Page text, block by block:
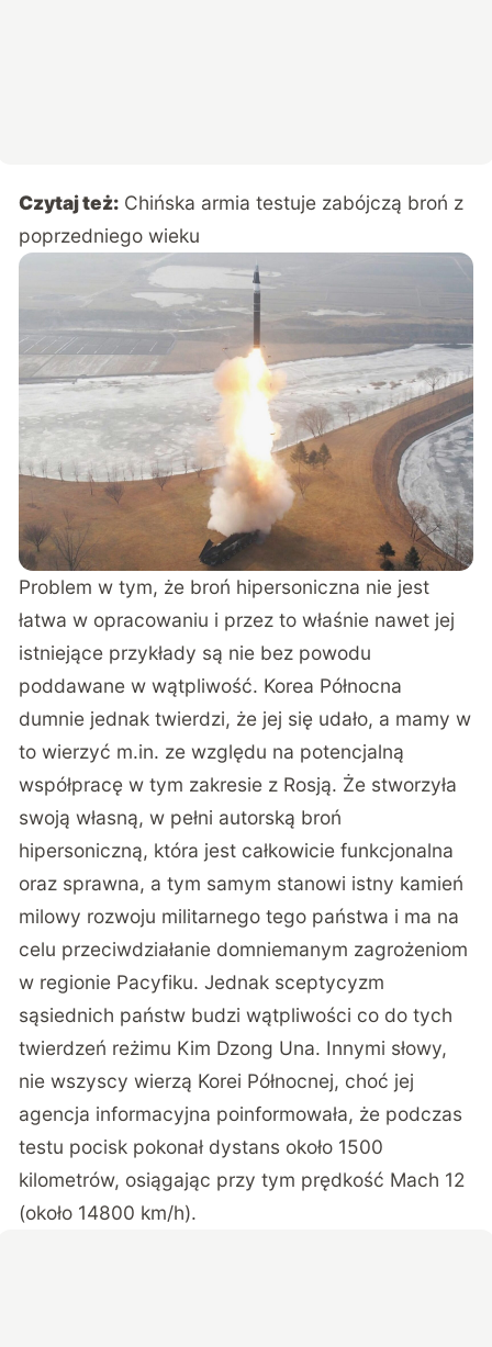
Czytaj też: Chińska armia testuje zabójczą broń z
poprzedniego wieku
Problem w tym, że broń hipersoniczna nie jest
łatwa w opracowaniu i przez to właśnie nawet jej
istniejące przykłady są nie bez powodu
poddawane w wątpliwość. Korea Północna
dumnie jednak twierdzi, że jej się udało, a mamy w
to wierzyć m.in. ze względu na potencjalną
współpracę w tym zakresie z Rosją. Że stworzyła
swoją własną, w pełni autorską broń
hipersoniczną, która jest całkowicie funkcjonalna
oraz sprawna, a tym samym stanowi istny kamień
milowy rozwoju militarnego tego państwa i ma na
celu przeciwdziałanie domniemanym zagrożeniom
w regionie Pacyfiku. Jednak sceptycyzm
sąsiednich państw budzi wątpliwości co do tych
twierdzeń reżimu Kim Dzong Una. Innymi słowy,
nie wszyscy wierzą Korei Północnej, choć jej
agencja informacyjna poinformowała, że podczas
testu pocisk pokonał dystans około 1500
kilometrów, osiągając przy tym prędkość Mach 12
(około 14800 km/h).